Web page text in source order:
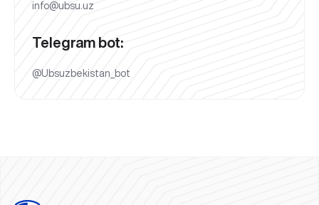
info@ubsu.uz
Telegram bot:
@Ubsuzbekistan_bot